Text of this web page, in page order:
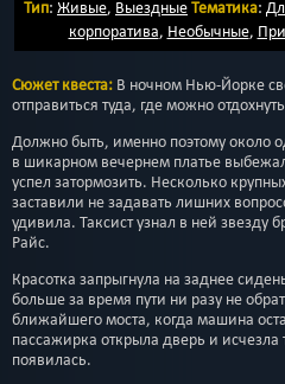
Тип: Живые, ВыездныеТематика:
корпоратива, Необычные,
Сюжет квеста: В ночном Нью-Йорке
отправиться туда, где можно
Должно быть, именно поэтому около
в шикарном вечернем платье
успел затормозить. Несколько
заставили не задавать лишних
удивила. Таксист узнал в ней звезду
Райс.
Красотка запрыгнула на заднее
больше за время пути ни разу не
ближайшего моста, когда машина
пассажирка открыла дверь и исчезла
появилась.